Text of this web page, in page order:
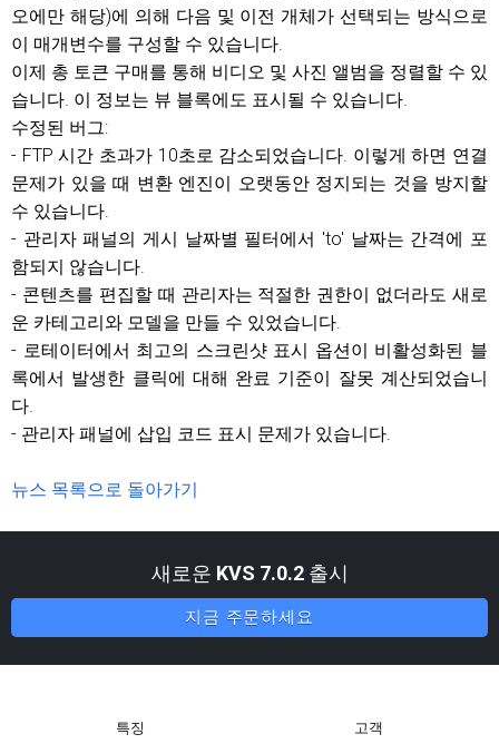
오에만 해당)에 의해 다음 및 이전 개체가 선택되는 방식으로
이 매개변수를 구성할 수 있습니다.
이제 총 토큰 구매를 통해 비디오 및 사진 앨범을 정렬할 수 있
습니다. 이 정보는 뷰 블록에도 표시될 수 있습니다.
수정된 버그:
- FTP 시간 초과가 10초로 감소되었습니다. 이렇게 하면 연결
문제가 있을 때 변환 엔진이 오랫동안 정지되는 것을 방지할
수 있습니다.
- 관리자 패널의 게시 날짜별 필터에서 'to' 날짜는 간격에 포
함되지 않습니다.
- 콘텐츠를 편집할 때 관리자는 적절한 권한이 없더라도 새로
운 카테고리와 모델을 만들 수 있었습니다.
- 로테이터에서 최고의 스크린샷 표시 옵션이 비활성화된 블
록에서 발생한 클릭에 대해 완료 기준이 잘못 계산되었습니
다.
- 관리자 패널에 삽입 코드 표시 문제가 있습니다.
뉴스 목록으로 돌아가기
새로운 KVS 7.0.2출시
지금 주문하세요
특징 고객